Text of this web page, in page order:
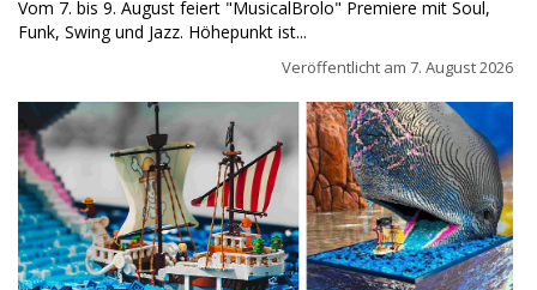
Vom 7. bis 9. August feiert "MusicalBrolo" Premiere mit Soul,
Funk, Swing und Jazz. Höhepunkt ist...
Veröffentlicht am 7. August 2026